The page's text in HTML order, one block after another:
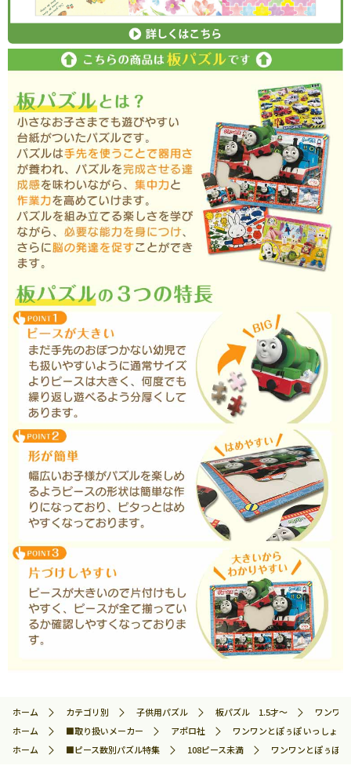
ホーム カテゴリ別 子供用パズル 板パズル 1.5才～
ワンワ
ホーム
■取り扱いメーカー アポロ社
ワンワンとぽぅぽ いっしょ
ホーム
■ピース数別パズル特集 108ピース未満 ワンワンとぽぅぽ